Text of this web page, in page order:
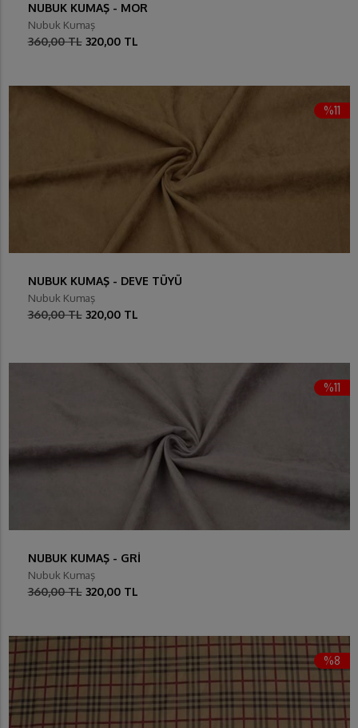
NUBUK KUMAŞ - MOR
Nubuk Kumaş
360,00 TL 320,00 TL
%11
NUBUK KUMAŞ - DEVE TÜYÜ
Nubuk Kumaş
360,00 TL 320,00 TL
%11
NUBUK KUMAŞ - GRİ
Nubuk Kumaş
360,00 TL 320,00 TL
%8